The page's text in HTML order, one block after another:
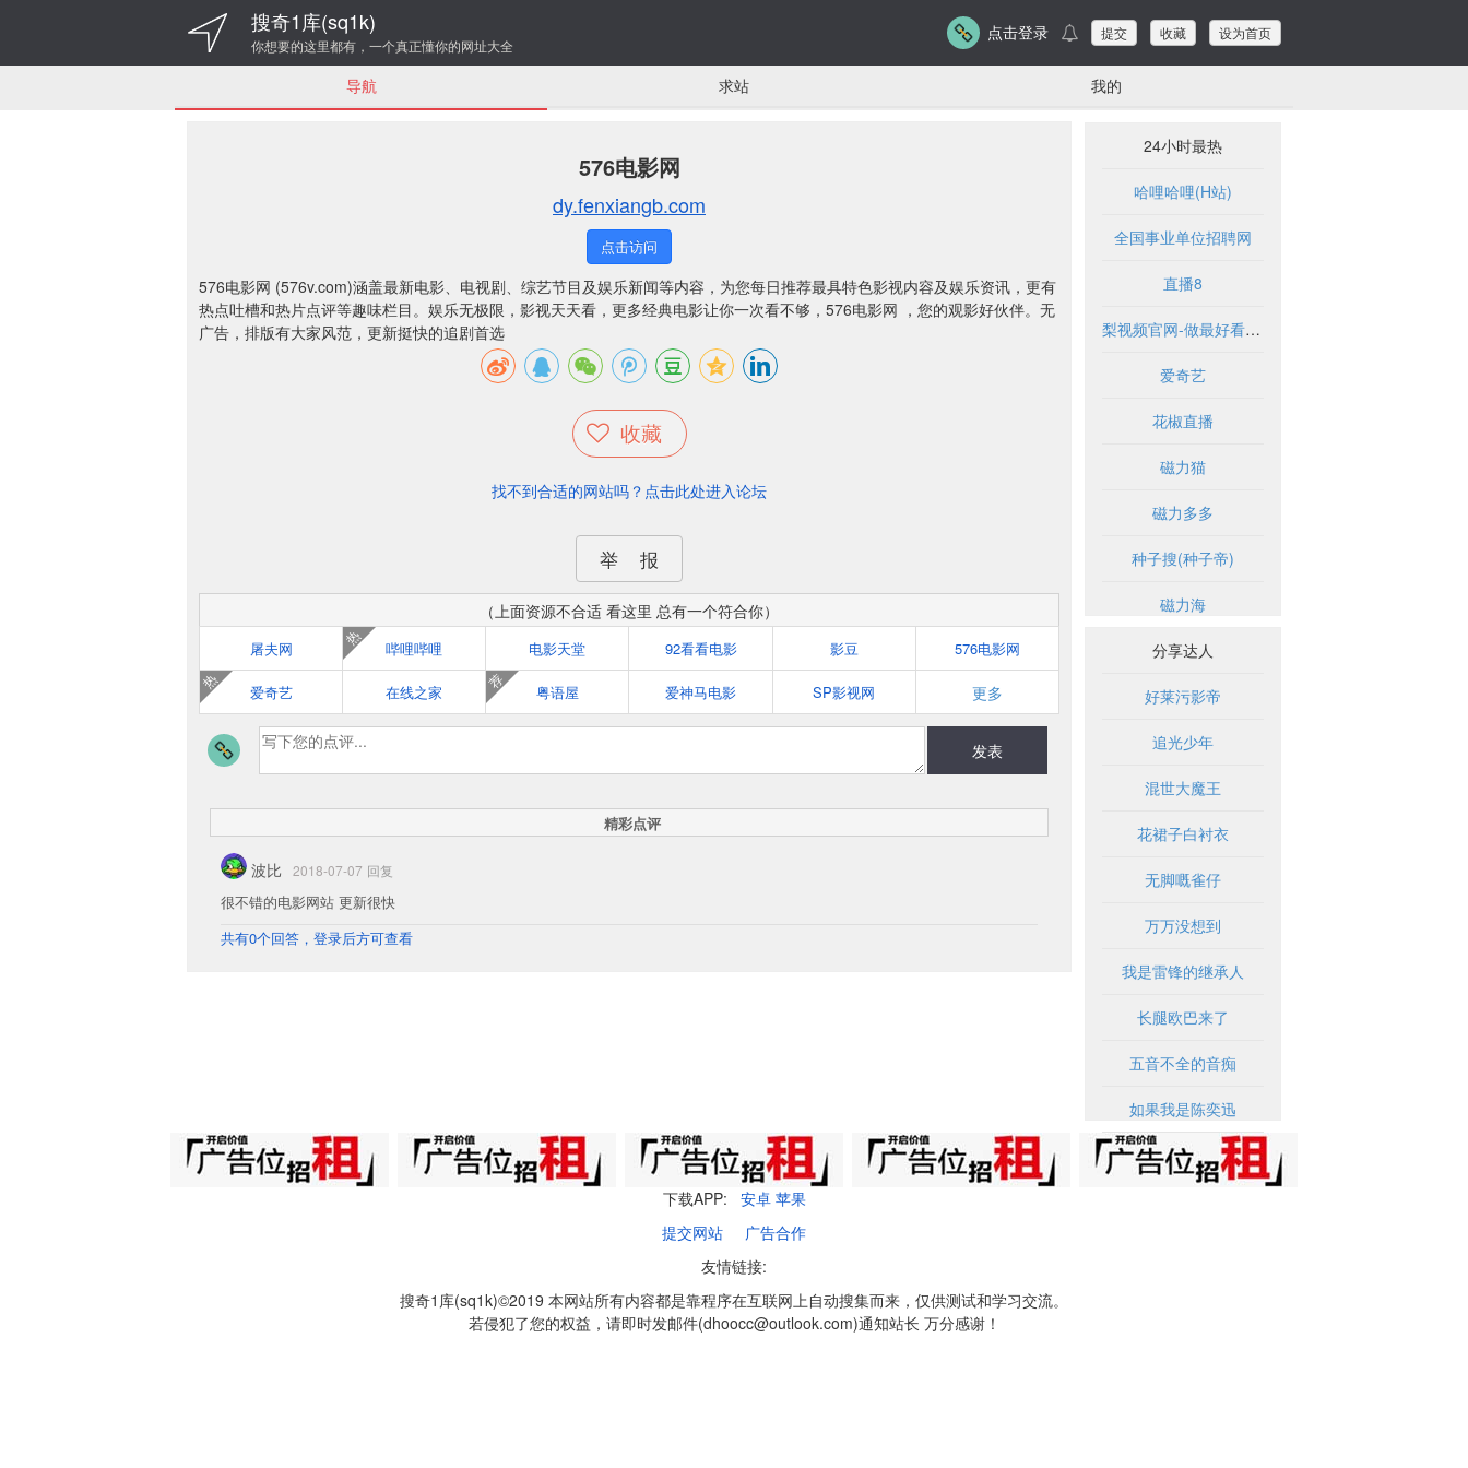
搜奇1库(sq1k)
你想要的这里都有，一个真正懂你的网址大全
点击登录 提交 收藏 设为首页
导航 求站 我的
576电影网
dy.fenxiangb.com
点击访问
576电影网 (576v.com)涵盖最新电影、电视剧、综艺节目及娱乐新闻等内容，为您每日推荐最具特色影视内容及娱乐资讯，更有
热点吐槽和热片点评等趣味栏目。娱乐无极限，影视天天看，更多经典电影让你一次看不够，576电影网 ，您的观影好伙伴。无
广告，排版有大家风范，更新挺快的追剧首选
收藏
找不到合适的网站吗？点击此处进入论坛
举 报
（上面资源不合适 看这里 总有一个符合你）
屠夫网 哔哩哔哩
热
电影天堂 92看看电影 影豆 576电影网
爱奇艺
热
在线之家 粤语屋
荐
爱神马电影 SP影视网 更多
发表
精彩点评
波比 2018-07-07 回复
很不错的电影网站 更新很快
共有0个回答，登录后方可查看
24小时最热
哈哩哈哩(H站)
全国事业单位招聘网
直播8
梨视频官网-做最好看的资讯短视频-Pear Video
爱奇艺
花椒直播
磁力猫
磁力多多
种子搜(种子帝)
磁力海
分享达人
好莱污影帝
追光少年
混世大魔王
花裙子白衬衣
无脚嘅雀仔
万万没想到
我是雷锋的继承人
长腿欧巴来了
五音不全的音痴
如果我是陈奕迅
下载APP: 安卓 苹果
提交网站
广告合作
友情链接:
搜奇1库(sq1k)©2019 本网站所有内容都是靠程序在互联网上自动搜集而来，仅供测试和学习交流。
若侵犯了您的权益，请即时发邮件(dhoocc@outlook.com)通知站长 万分感谢！